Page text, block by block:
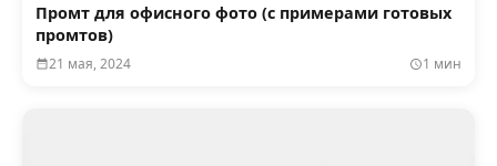
Промт для офисного фото (с примерами готовых
промтов)
21 мая, 2024 1 мин